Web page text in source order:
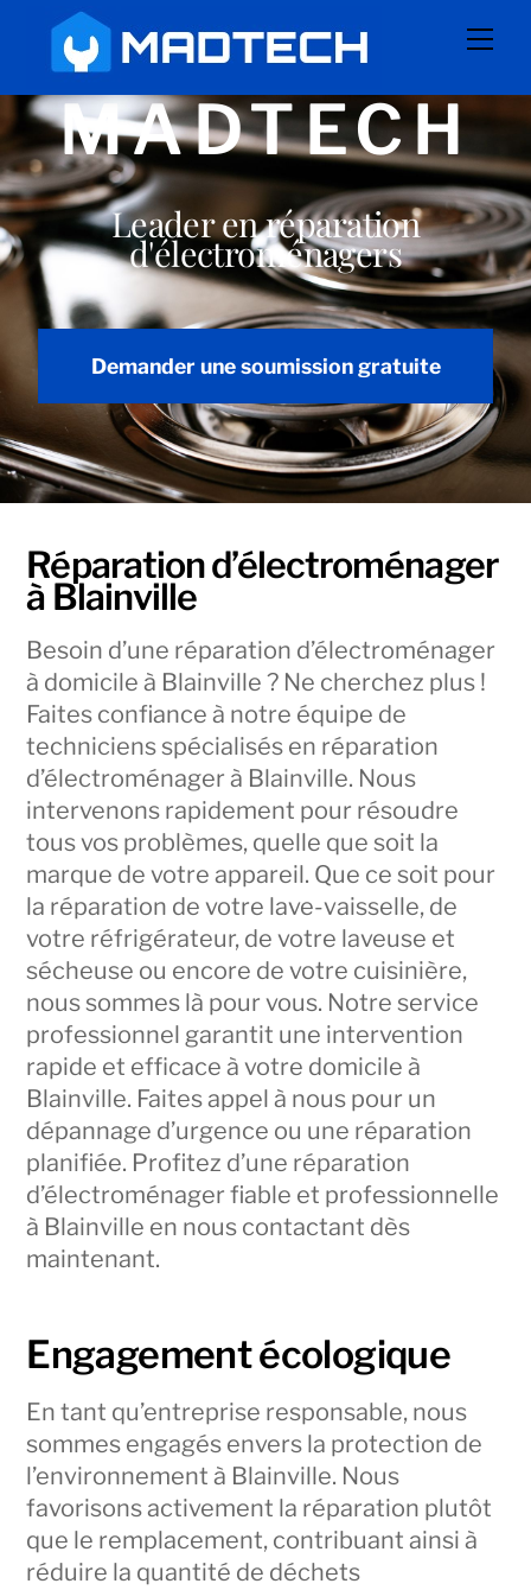
content
MADTECH
Leader en réparation
d'électroménagers
Demander une soumission gratuite
Réparation d’électroménager
à Blainville
Besoin d’une réparation d’électroménager
à domicile à Blainville ? Ne cherchez plus !
Faites confiance à notre équipe de
techniciens spécialisés en réparation
d’électroménager à Blainville. Nous
intervenons rapidement pour résoudre
tous vos problèmes, quelle que soit la
marque de votre appareil. Que ce soit pour
la réparation de votre lave-vaisselle, de
votre réfrigérateur, de votre laveuse et
sécheuse ou encore de votre cuisinière,
nous sommes là pour vous. Notre service
professionnel garantit une intervention
rapide et efficace à votre domicile à
Blainville. Faites appel à nous pour un
dépannage d’urgence ou une réparation
planifiée. Profitez d’une réparation
d’électroménager fiable et professionnelle
à Blainville en nous contactant dès
maintenant.
Engagement écologique
En tant qu’entreprise responsable, nous
sommes engagés envers la protection de
l’environnement à Blainville. Nous
favorisons activement la réparation plutôt
que le remplacement, contribuant ainsi à
réduire la quantité de déchets